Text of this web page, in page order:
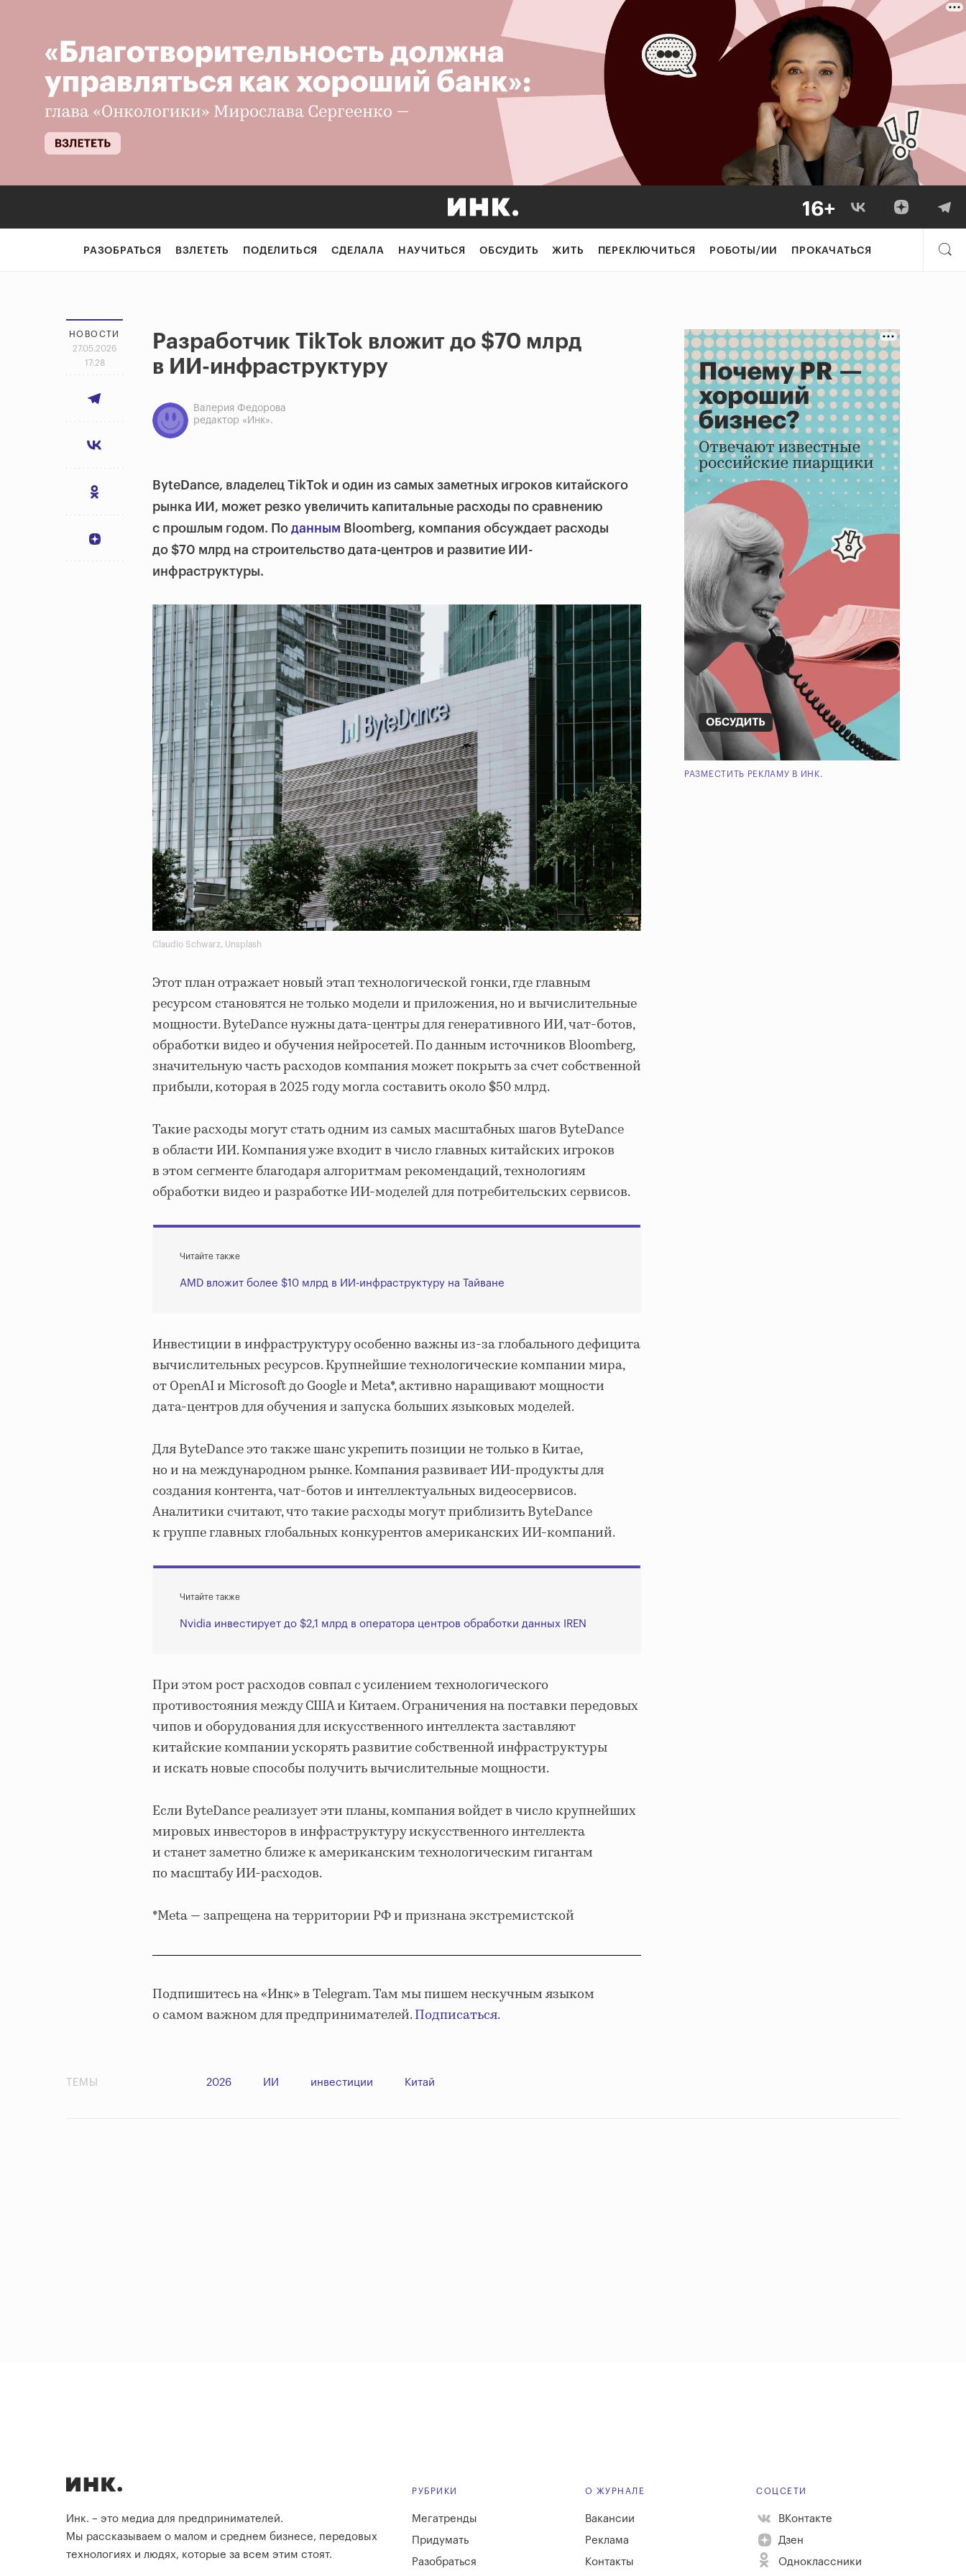
РАЗОБРАТЬСЯ ВЗЛЕТЕТЬ ПОДЕЛИТЬСЯ СДЕЛАЛА НАУЧИТЬСЯ ОБСУДИТЬ ЖИТЬ ПЕРЕКЛЮЧИТЬСЯ РОБОТЫ/ИИ ПРОКАЧАТЬСЯ
НОВОСТИ
27.05.2026
17:28
Разработчик TikTok вложит до $70 млрд
в ИИ-инфраструктуру
Валерия Федорова
редактор «Инк».
ByteDance, владелец TikTok и один из самых заметных игроков китайского
рынка ИИ, может резко увеличить капитальные расходы по сравнению
с прошлым годом. По данным Bloomberg, компания обсуждает расходы
до $70 млрд на строительство дата-центров и развитие ИИ-
инфраструктуры.
Claudio Schwarz, Unsplash
Этот план отражает новый этап технологической гонки, где главным
ресурсом становятся не только модели и приложения, но и вычислительные
мощности. ByteDance нужны дата-центры для генеративного ИИ, чат-ботов,
обработки видео и обучения нейросетей. По данным источников Bloomberg,
значительную часть расходов компания может покрыть за счет собственной
прибыли, которая в 2025 году могла составить около $50 млрд.
Такие расходы могут стать одним из самых масштабных шагов ByteDance
в области ИИ. Компания уже входит в число главных китайских игроков
в этом сегменте благодаря алгоритмам рекомендаций, технологиям
обработки видео и разработке ИИ-моделей для потребительских сервисов.
Читайте также
AMD вложит более $10 млрд в ИИ-инфраструктуру на Тайване
Инвестиции в инфраструктуру особенно важны из-за глобального дефицита
вычислительных ресурсов. Крупнейшие технологические компании мира,
от OpenAI и Microsoft до Google и Meta*, активно наращивают мощности
дата-центров для обучения и запуска больших языковых моделей.
Для ByteDance это также шанс укрепить позиции не только в Китае,
но и на международном рынке. Компания развивает ИИ-продукты для
создания контента, чат-ботов и интеллектуальных видеосервисов.
Аналитики считают, что такие расходы могут приблизить ByteDance
к группе главных глобальных конкурентов американских ИИ-компаний.
Читайте также
Nvidia инвестирует до $2,1 млрд в оператора центров обработки данных IREN
При этом рост расходов совпал с усилением технологического
противостояния между США и Китаем. Ограничения на поставки передовых
чипов и оборудования для искусственного интеллекта заставляют
китайские компании ускорять развитие собственной инфраструктуры
и искать новые способы получить вычислительные мощности.
Если ByteDance реализует эти планы, компания войдет в число крупнейших
мировых инвесторов в инфраструктуру искусственного интеллекта
и станет заметно ближе к американским технологическим гигантам
по масштабу ИИ-расходов.
*Meta — запрещена на территории РФ и признана экстремистской
Подпишитесь на «Инк» в Telegram. Там мы пишем нескучным языком
о самом важном для предпринимателей.Подписаться.
РАЗМЕСТИТЬ РЕКЛАМУ В ИНК.
ТЕМЫ 2026 ИИ инвестиции Китай
Инк. – это медиа для предпринимателей.
Мы рассказываем о малом и среднем бизнесе, передовых
технологиях и людях, которые за всем этим стоят.
РУБРИКИ
Мегатренды
Придумать
Разобраться
О ЖУРНАЛЕ
Вакансии
Реклама
Контакты
СОЦСЕТИ
ВКонтакте
Дзен
Одноклассники